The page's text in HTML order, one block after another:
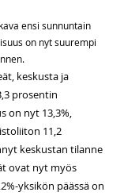
ensi sunnuntain
on nyt suurempi
keskusta ja
prosentin
on nyt 13,3%,
11,2
keskustan tilanne
ovat nyt myös
yksikön päässä on